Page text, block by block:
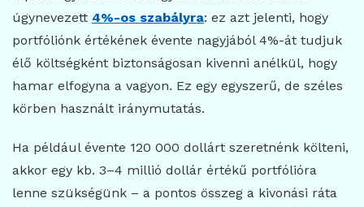
úgynevezett 4%-os szabályra: ez azt jelenti, hogy
portfóliónk értékének évente nagyjából 4%-át tudjuk
élő költségként biztonságosan kivenni anélkül, hogy
hamar elfogyna a vagyon. Ez egy egyszerű, de széles
körben használt iránymutatás.
Ha például évente 120 000 dollárt szeretnénk költeni,
akkor egy kb. 3–4 millió dollár értékű portfólióra
lenne szükségünk – a pontos összeg a kivonási ráta